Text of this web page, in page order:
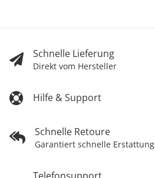
Schnelle Lieferung
Direkt vom Hersteller
Hilfe & Support
Schnelle Retoure
Garantiert schnelle Erstattung